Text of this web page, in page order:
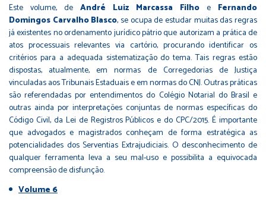
Este volume, de André Luiz Marcassa Filho e Fernando
Domingos Carvalho Blasco, se ocupa de estudar muitas das regras
já existentes no ordenamento jurídico pátrio que autorizam a prática de
atos processuais relevantes via cartório, procurando identificar os
critérios para a adequada sistematização do tema. Tais regras estão
dispostas, atualmente, em normas de Corregedorias de Justiça
vinculadas aos Tribunais Estaduais e em normas do CNJ. Outras práticas
são referendadas por entendimentos do Colégio Notarial do Brasil e
outras ainda por interpretações conjuntas de normas específicas do
Código Civil, da Lei de Registros Públicos e do CPC/2015. É importante
que advogados e magistrados conheçam de forma estratégica as
potencialidades dos Serventias Extrajudiciais. O desconhecimento de
qualquer ferramenta leva a seu mal-uso e possibilita a equivocada
compreensão de disfunção.
Volume 6